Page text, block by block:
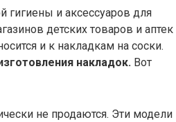
и аксессуаров для
детских товаров и аптек
и к накладкам на соски.
накладок. Вот
не продаются. Эти модели